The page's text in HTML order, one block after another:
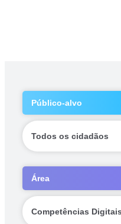
Público-alvo
Todos os cidadãos
Área
Competências Digitais